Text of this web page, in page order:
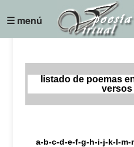
☰ menú
listado de poemas
versos
a-b-c-d-e-f-g-h-i-j-k-l-m-